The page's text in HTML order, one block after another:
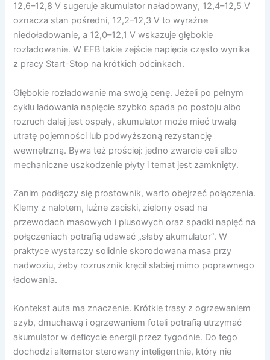
12,6–12,8 V sugeruje akumulator naładowany, 12,4–12,5 V
oznacza stan pośredni, 12,2–12,3 V to wyraźne
niedoładowanie, a 12,0–12,1 V wskazuje głębokie
rozładowanie. W EFB takie zejście napięcia często wynika
z pracy Start-Stop na krótkich odcinkach.
Głębokie rozładowanie ma swoją cenę. Jeżeli po pełnym
cyklu ładowania napięcie szybko spada po postoju albo
rozruch dalej jest ospały, akumulator może mieć trwałą
utratę pojemności lub podwyższoną rezystancję
wewnętrzną. Bywa też prościej: jedno zwarcie celi albo
mechaniczne uszkodzenie płyty i temat jest zamknięty.
Zanim podłączy się prostownik, warto obejrzeć połączenia.
Klemy z nalotem, luźne zaciski, zielony osad na
przewodach masowych i plusowych oraz spadki napięć na
połączeniach potrafią udawać „słaby akumulator”. W
praktyce wystarczy solidnie skorodowana masa przy
nadwoziu, żeby rozrusznik kręcił słabiej mimo poprawnego
ładowania.
Kontekst auta ma znaczenie. Krótkie trasy z ogrzewaniem
szyb, dmuchawą i ogrzewaniem foteli potrafią utrzymać
akumulator w deficycie energii przez tygodnie. Do tego
dochodzi alternator sterowany inteligentnie, który nie